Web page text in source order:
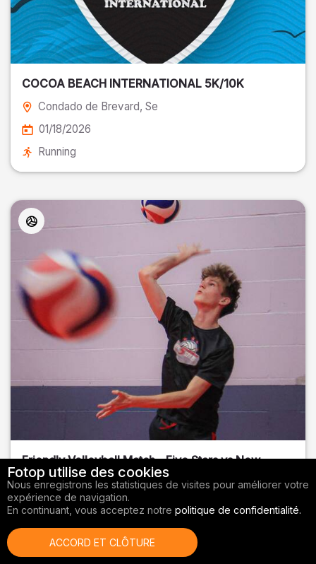
COCOA BEACH INTERNATIONAL 5K/10K
Condado de Brevard, Se
01/18/2026
Running
Friendly Volleyball Match - Five Stars vs New
Sports BR
Orange County, FL
Volley-ball
Fotop utilise des cookies
Nous enregistrons les statistiques de visites pour améliorer votre
expérience de navigation.
En continuant, vous acceptez notre politique de confidentialité.
ACCORD ET CLÔTURE